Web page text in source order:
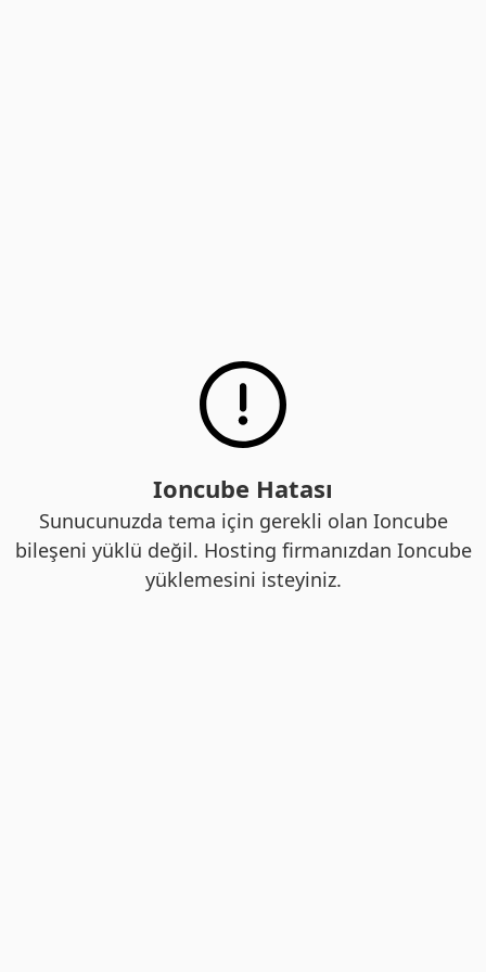
Ioncube Hatası
Sunucunuzda tema için gerekli olan Ioncube
bileşeni yüklü değil. Hosting firmanızdan Ioncube
yüklemesini isteyiniz.